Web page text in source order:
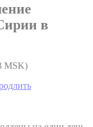
в
MSK)